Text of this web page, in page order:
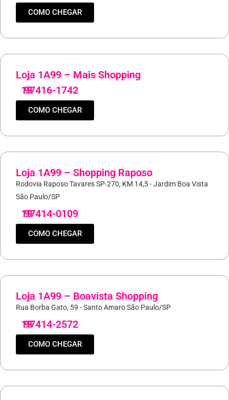
COMO CHEGAR
Loja 1A99 – Mais Shopping
19
97416-1742
COMO CHEGAR
Loja 1A99 – Shopping Raposo
Rodovia Raposo Tavares SP-270, KM 14,5 - Jardim Boa Vista
São Paulo/SP
19
97414-0109
COMO CHEGAR
Loja 1A99 – Boavista Shopping
Rua Borba Gato, 59 - Santo Amaro São Paulo/SP
19
97414-2572
COMO CHEGAR